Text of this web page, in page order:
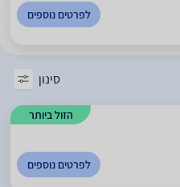
לפרטים נוספים
סינון
הזול ביותר
לפרטים נוספים